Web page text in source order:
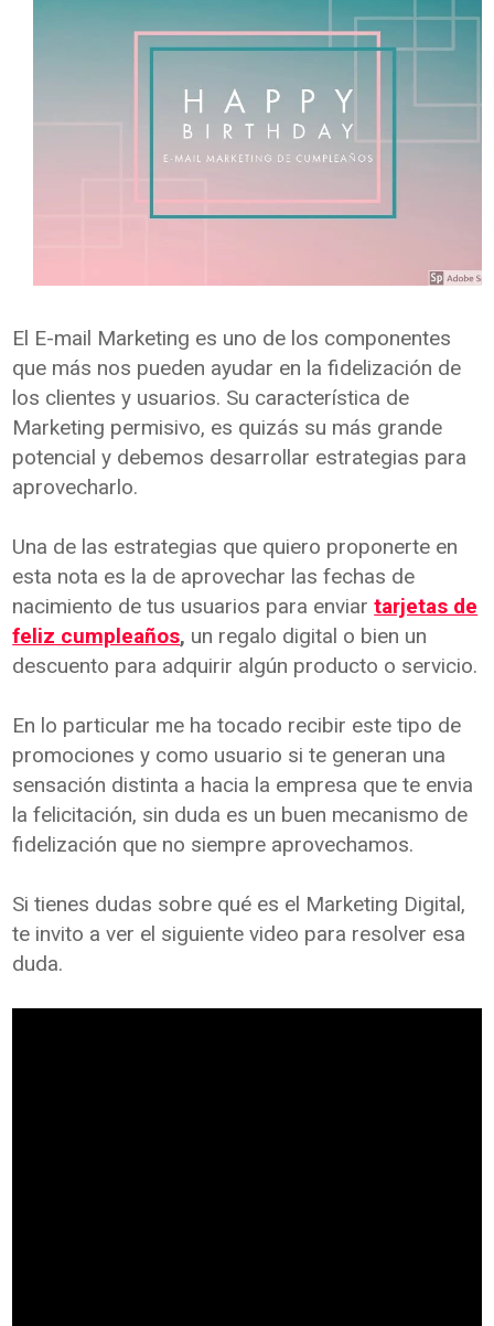
El E-mail Marketing es uno de los componentes
que más nos pueden ayudar en la fidelización de
los clientes y usuarios. Su característica de
Marketing permisivo, es quizás su más grande
potencial y debemos desarrollar estrategias para
aprovecharlo.
Una de las estrategias que quiero proponerte en
esta nota es la de aprovechar las fechas de
nacimiento de tus usuarios para enviartarjetas de
feliz cumpleaños, un regalo digital o bien un
descuento para adquirir algún producto o servicio.
En lo particular me ha tocado recibir este tipo de
promociones y como usuario si te generan una
sensación distinta a hacia la empresa que te envia
la felicitación, sin duda es un buen mecanismo de
fidelización que no siempre aprovechamos.
Si tienes dudas sobre qué es el Marketing Digital,
te invito a ver el siguiente video para resolver esa
duda.